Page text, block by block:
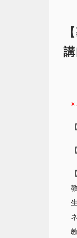
※